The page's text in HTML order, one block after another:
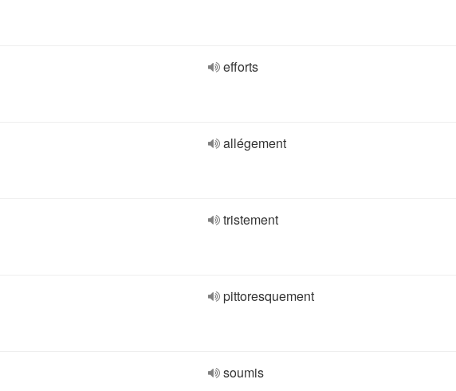
efforts
allégement
tristement
pittoresquement
soumis